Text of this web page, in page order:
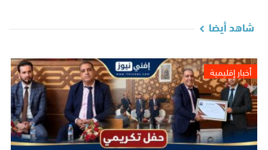
شاهد أيضا
أخبار إقليمية